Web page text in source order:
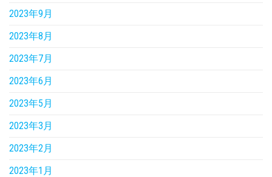
2023年9月
2023年8月
2023年7月
2023年6月
2023年5月
2023年3月
2023年2月
2023年1月